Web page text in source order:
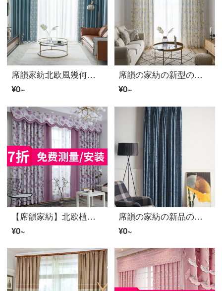
席韻家紡北欧風幾何学三角模様模様模様のカーテンはシンプルで無地の色をつないで海島麻のカーテンをつないで、湖の青＋幾何形状の菱形をカスタマイズして幅1メートル*高さ2.7メートルの単価(四本の爪のフック)を注文して高さを変えることができます。
¥0~
席韻の家紡の新型の現代簡単なカーテンの清新な田園の厚い綿のカーテンの寝室のカーテンは幅1メートル*高さ2.7メートルの単価(韓国のひだのフック)を制定して高くなることができます。
¥0~
【席韻家紡】北欧植物の花卉遮光カーテン布リビングルームの書斎アメリカンカーテンは紫色のカイドウの布をオーダーメードして作った花のカーテンの1メートルの単価を設定できます。
¥0~
席韻の家紡の新品のカーテン北欧は簡単で現代的で高奢なビロードの遮光カーテンの客間の豪華な高級な綿布を注文して绒の花を引き延ばすことができます。
¥0~